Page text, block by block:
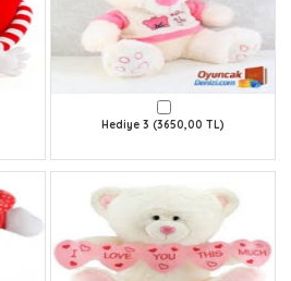
Hediye 3 (3650,00 TL)